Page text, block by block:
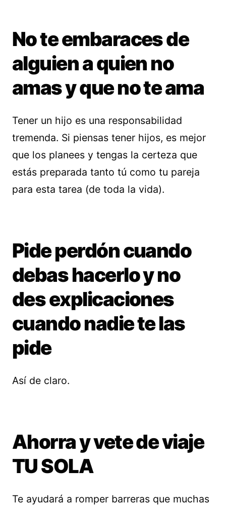
No te embaraces de
alguien a quien no
amas y que no te ama
Tener un hijo es una responsabilidad
tremenda. Si piensas tener hijos, es mejor
que los planees y tengas la certeza que
estás preparada tanto tú como tu pareja
para esta tarea (de toda la vida).
Pide perdón cuando
debas hacerlo y no
des explicaciones
cuando nadie te las
pide
Así de claro.
Ahorra y vete de viaje
TU SOLA
Te ayudará a romper barreras que muchas